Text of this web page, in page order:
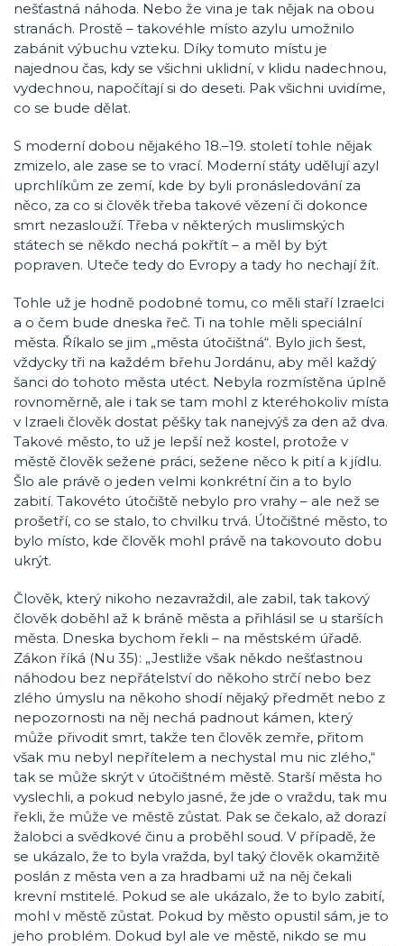
nešťastná náhoda. Nebo že vina je tak nějak na obou
stranách. Prostě – takovéhle místo azylu umožnilo
zabánit výbuchu vzteku. Díky tomuto místu je
najednou čas, kdy se všichni uklidní, v klidu nadechnou,
vydechnou, napočítají si do deseti. Pak všichni uvidíme,
co se bude dělat.
S moderní dobou nějakého 18.–19. století tohle nějak
zmizelo, ale zase se to vrací. Moderní státy udělují azyl
uprchlíkům ze zemí, kde by byli pronásledování za
něco, za co si člověk třeba takové vězení či dokonce
smrt nezaslouží. Třeba v některých muslimských
státech se někdo nechá pokřtít – a měl by být
popraven. Uteče tedy do Evropy a tady ho nechají žít.
Tohle už je hodně podobné tomu, co měli staří Izraelci
a o čem bude dneska řeč. Ti na tohle měli speciální
města. Říkalo se jim „města útočištná“. Bylo jich šest,
vždycky tři na každém břehu Jordánu, aby měl každý
šanci do tohoto města utéct. Nebyla rozmístěna úplně
rovnoměrně, ale i tak se tam mohl z kteréhokoliv místa
v Izraeli člověk dostat pěšky tak nanejvýš za den až dva.
Takové město, to už je lepší než kostel, protože v
městě člověk sežene práci, sežene něco k pití a k jídlu.
Šlo ale právě o jeden velmi konkrétní čin a to bylo
zabití. Takovéto útočiště nebylo pro vrahy – ale než se
prošetří, co se stalo, to chvilku trvá. Útočištné město, to
bylo místo, kde člověk mohl právě na takovouto dobu
ukrýt.
Člověk, který nikoho nezavraždil, ale zabil, tak takový
člověk doběhl až k bráně města a přihlásil se u starších
města. Dneska bychom řekli – na městském úřadě.
Zákon říká (Nu 35): „Jestliže však někdo nešťastnou
náhodou bez nepřátelství do někoho strčí nebo bez
zlého úmyslu na někoho shodí nějaký předmět nebo z
nepozornosti na něj nechá padnout kámen, který
může přivodit smrt, takže ten člověk zemře, přitom
však mu nebyl nepřítelem a nechystal mu nic zlého,“
tak se může skrýt v útočištném městě. Starší města ho
vyslechli, a pokud nebylo jasné, že jde o vraždu, tak mu
řekli, že může ve městě zůstat. Pak se čekalo, až dorazí
žalobci a svědkové činu a proběhl soud. V případě, že
se ukázalo, že to byla vražda, byl taký člověk okamžitě
poslán z města ven a za hradbami už na něj čekali
krevní mstitelé. Pokud se ale ukázalo, že to bylo zabití,
mohl v městě zůstat. Pokud by město opustil sám, je to
jeho problém. Dokud byl ale ve městě, nikdo se mu